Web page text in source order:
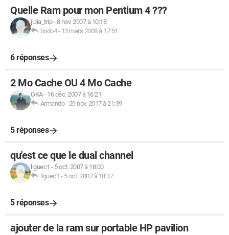
Quelle Ram pour mon Pentium 4 ???
julia_trip-8 nov. 2007 à 10:18
bodo4- 13 mars 2008 à 17:51
6 réponses
2 Mo Cache OU 4 Mo Cache
GKA- 16 déc. 2007 à 16:21
Armando-29 nov. 2017 à 21:39
5 réponses
qu'est ce que le dual channel
liguec1 - 5 oct. 2007 à 18:00
liguec1 - 5 oct. 2007 à 18:37
5 réponses
ajouter de la ram sur portable HP pavilion